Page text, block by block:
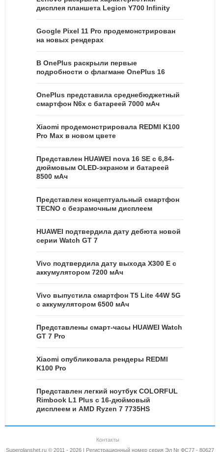
дисплея планшета Legion Y700 Infinity
Google Pixel 11 Pro продемонстрирован
на новых рендерах
В OnePlus раскрыли первые
подробности о флагмане OnePlus 16
OnePlus представила среднебюджетный
смартфон N6x с батареей 7000 мАч
Xiaomi продемонстрировала REDMI K100
Pro Max в новом цвете
Представлен HUAWEI nova 16 SE с 6,84-
дюймовым OLED-экраном и батареей
8500 мАч
Представлен концептуальный смартфон
TECNO с безрамочным дисплеем
HUAWEI подтвердила дату дебюта новой
серии Watch GT 7
Vivo подтвердила дату выхода X300 E с
аккумулятором 7200 мАч
Vivo выпустила смартфон T5 Lite 44W 5G
с аккумулятором 6500 мАч
Представлены смарт-часы HUAWEI Watch
GT 7 Pro
Xiaomi опубликовала рендеры REDMI
K100 Pro
Представлен легкий ноутбук COLORFUL
Rimbook L1 Plus с 16-дюймовый
дисплеем и AMD Ryzen 7 7735HS
Контакты
Superplanshet.ru © 2011 - 2026 | Регистрационный номер серия Эл № ФС77 - 80627